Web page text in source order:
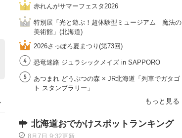
赤れんがサマーフェスタ2026
特別展「光と遊ぶ！超体験型ミュージアム 魔法の
美術館」(北海道)
2026さっぽろ夏まつり(第73回)
恐竜迷路 ジュラシックメイズ in SAPPORO
あつまれ どうぶつの森 × JR北海道「列車でガタゴ
ト スタンプラリー」
もっと見る
北海道おでかけスポットランキング
8月7日 9:32更新